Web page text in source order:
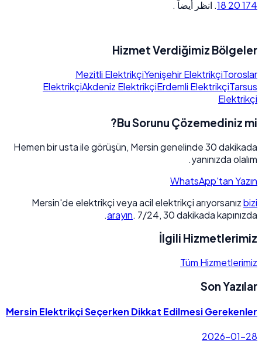
174 20 18
. انظر أيضاً .
Hizmet Verdiğimiz Bölgeler
Mezitli ElektrikçiYenişehir ElektrikçiToroslar
ElektrikçiAkdeniz ElektrikçiErdemli ElektrikçiTarsus
Elektrikçi
Bu Sorunu Çözemediniz mi?
Hemen bir usta ile görüşün, Mersin genelinde 30 dakikada
yanınızda olalım.
WhatsApp'tan Yazın
Mersin'de elektrikçi veya acil elektrikçi arıyorsanızbizi
arayın. 7/24, 30 dakikada kapınızda.
İlgili Hizmetlerimiz
Tüm Hizmetlerimiz
Son Yazılar
Mersin Elektrikçi Seçerken Dikkat Edilmesi Gerekenler
2026-01-28